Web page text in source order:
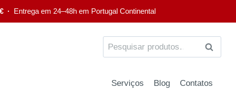
· Entrega em 24–48h em Portugal Continental
Serviços Blog Contatos